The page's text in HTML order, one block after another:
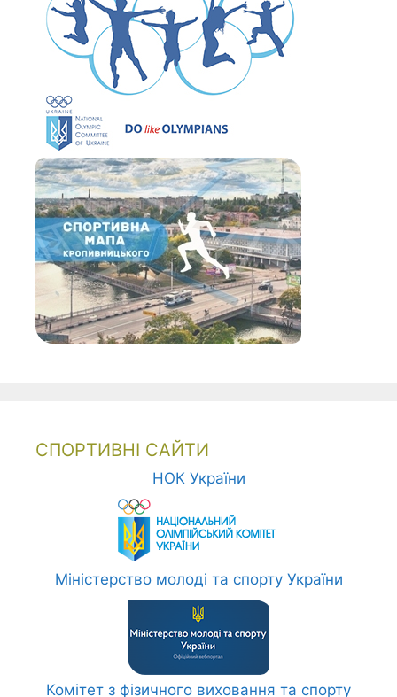
СПОРТИВНІ САЙТИ
НОК України
Міністерство молоді та спорту України
Комітет з фізичного виховання та спорту